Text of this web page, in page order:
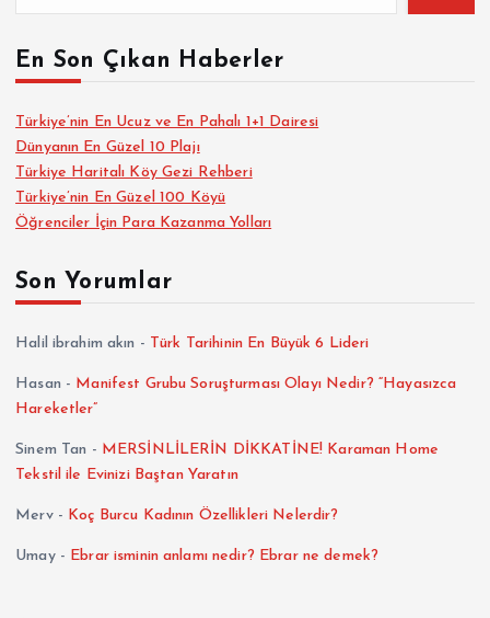
En Son Çıkan Haberler
Türkiye’nin En Ucuz ve En Pahalı 1+1 Dairesi
Dünyanın En Güzel 10 Plajı
Türkiye Haritalı Köy Gezi Rehberi
Türkiye’nin En Güzel 100 Köyü
Öğrenciler İçin Para Kazanma Yolları
Son Yorumlar
Halil ibrahim akın - Türk Tarihinin En Büyük 6 Lideri
Hasan - Manifest Grubu Soruşturması Olayı Nedir? “Hayasızca
Hareketler”
Sinem Tan - MERSİNLİLERİN DİKKATİNE! Karaman Home
Tekstil ile Evinizi Baştan Yaratın
Merv- Koç Burcu Kadının Özellikleri Nelerdir?
Umay- Ebrar isminin anlamı nedir? Ebrar ne demek?